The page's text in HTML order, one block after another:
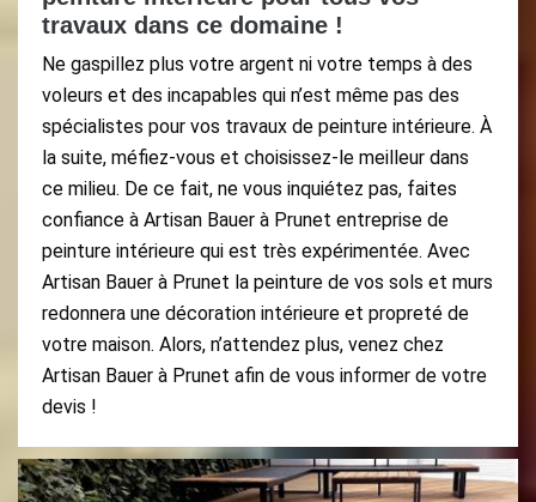
travaux dans ce domaine !
Ne gaspillez plus votre argent ni votre temps à des
voleurs et des incapables qui n’est même pas des
spécialistes pour vos travaux de peinture intérieure. À
la suite, méfiez-vous et choisissez-le meilleur dans
ce milieu. De ce fait, ne vous inquiétez pas, faites
confiance à Artisan Bauer à Prunet entreprise de
peinture intérieure qui est très expérimentée. Avec
Artisan Bauer à Prunet la peinture de vos sols et murs
redonnera une décoration intérieure et propreté de
votre maison. Alors, n’attendez plus, venez chez
Artisan Bauer à Prunet afin de vous informer de votre
devis !